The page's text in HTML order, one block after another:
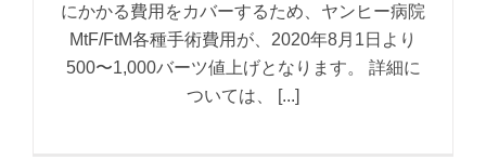
にかかる費用をカバーするため、ヤンヒー病院
MtF/FtM各種手術費用が、2020年8月1日より
500〜1,000バーツ値上げとなります。 詳細に
ついては、 [...]